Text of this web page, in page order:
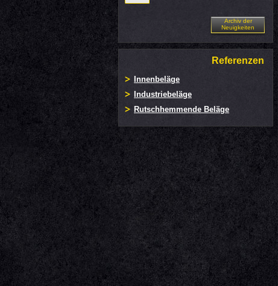
Archiv der
Neuigkeiten
Referenzen
Innenbeläge
Industriebeläge
Rutschhemmende Beläge